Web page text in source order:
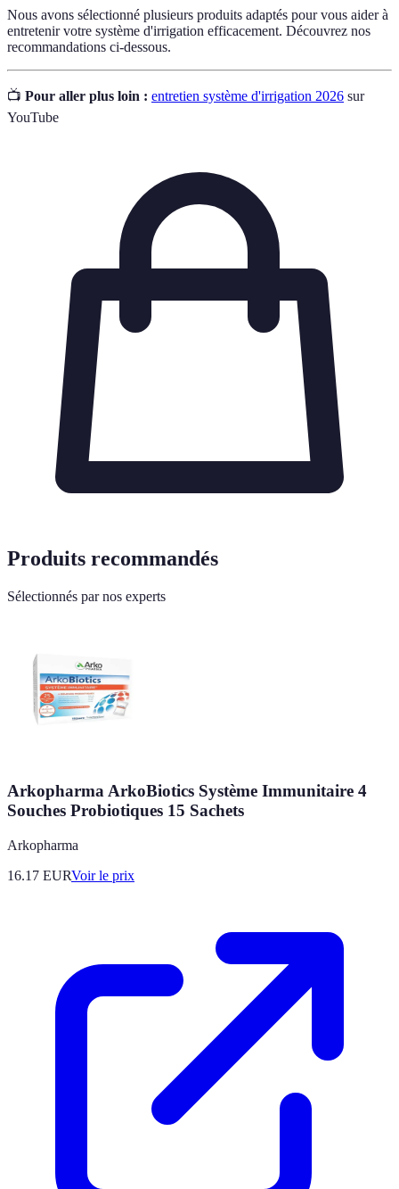
Nous avons sélectionné plusieurs produits adaptés pour vous aider à
entretenir votre système d'irrigation efficacement. Découvrez nos
recommandations ci-dessous.
📺 Pour aller plus loin : entretien système d'irrigation 2026 sur
YouTube
Produits recommandés
Sélectionnés par nos experts
Arkopharma ArkoBiotics Système Immunitaire 4
Souches Probiotiques 15 Sachets
Arkopharma
16.17 EURVoir le prix